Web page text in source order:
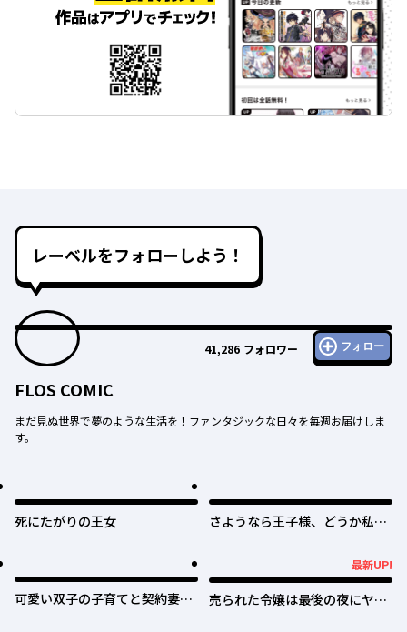
レーベルをフォローしよう！
41,286 フォロワー フォロー
FLOS COMIC
まだ見ぬ世界で夢のような生活を！ファンタジックな日々を毎週お届けしま
す。
死にたがりの王女
さようなら王子様、どうか私の
可愛い双子の子育てと契約妻は
最新UP!
売られた令嬢は最後の夜にヤリ